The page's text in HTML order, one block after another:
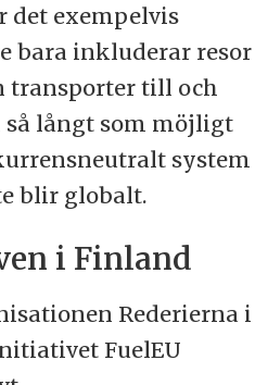
det exempelvis
bara inkluderar resor
transporter till och
så långt som möjligt
system
blir globalt.
i Finland
Rederierna i
FuelEU